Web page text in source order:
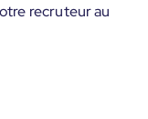
recruteur au